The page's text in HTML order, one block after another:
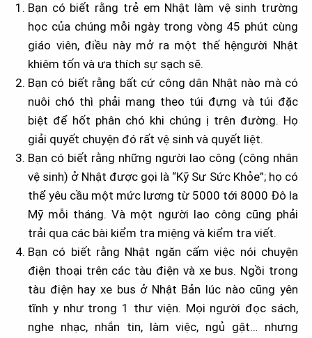
Bạn có biết rằng trẻ em Nhật làm vệ sinh trường
học của chúng mỗi ngày trong vòng 45 phút cùng
giáo viên, điều này mở ra một thế hệngười Nhật
khiêm tốn và ưa thích sự sạch sẽ.
Bạn có biết rằng bất cứ công dân Nhật nào mà có
nuôi chó thì phải mang theo túi đựng và túi đặc
biệt để hốt phân chó khi chúng ị trên đường. Họ
giải quyết chuyện đó rất vệ sinh và quyết liệt.
Bạn có biết rằng những người lao công (công nhân
vệ sinh) ở Nhật được gọi là “Kỹ Sư Sức Khỏe”; họ có
thể yêu cầu một mức lương từ 5000 tới 8000 Đô la
Mỹ mỗi tháng. Và một người lao công cũng phải
trải qua các bài kiểm tra miệng và kiểm tra viết.
Bạn có biết rằng Nhật ngăn cấm việc nói chuyện
điện thoại trên các tàu điện và xe bus. Ngồi trong
tàu điện hay xe bus ở Nhật Bản lúc nào cũng yên
tĩnh y như trong 1 thư viện. Mọi người đọc sách,
nghe nhạc, nhắn tin, làm việc, ngủ gật… nhưng